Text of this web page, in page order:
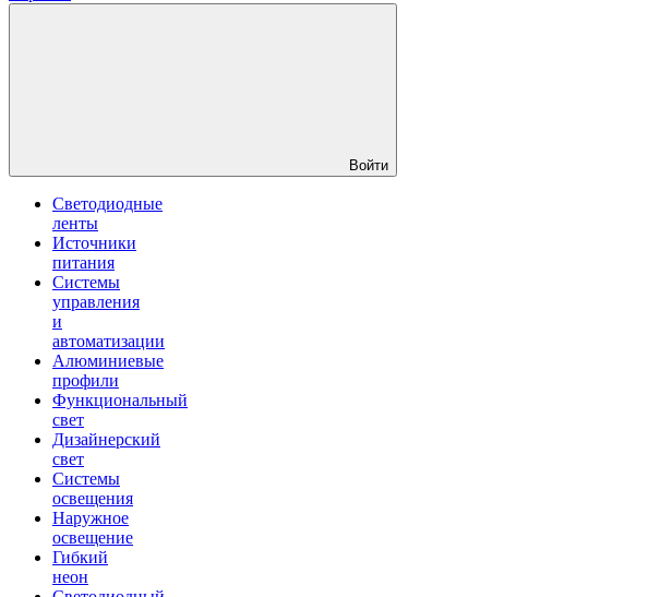
Войти
Светодиодные
ленты
Источники
питания
Системы
управления
и
автоматизации
Алюминиевые
профили
Функциональный
свет
Дизайнерский
свет
Системы
освещения
Наружное
освещение
Гибкий
неон